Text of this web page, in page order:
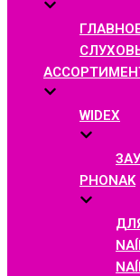
WIDEX
PHONAK